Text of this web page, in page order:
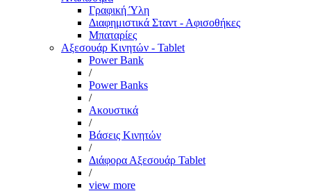
Γραφική Ύλη
Διαφημιστικά Σταντ - Αφισοθήκες
Μπαταρίες
Αξεσουάρ Κινητών - Tablet
Power Bank
/
Power Banks
/
Ακουστικά
/
Βάσεις Κινητών
/
Διάφορα Αξεσουάρ Tablet
/
view more